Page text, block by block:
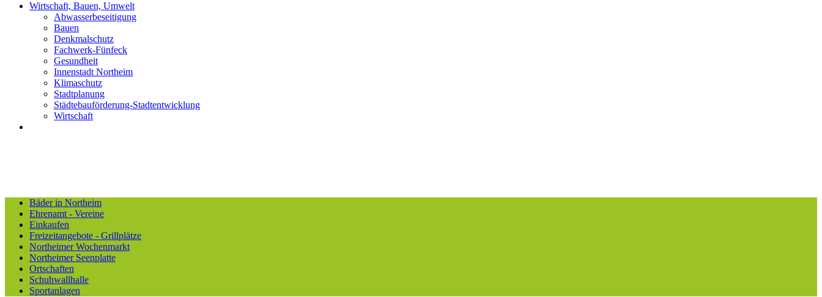
Wirtschaft, Bauen, Umwelt
Abwasserbeseitigung
Bauen
Denkmalschutz
Fachwerk-Fünfeck
Gesundheit
Innenstadt Northeim
Klimaschutz
Stadtplanung
Städtebauförderung-Stadtentwicklung
Wirtschaft
Bäder in Northeim
Ehrenamt - Vereine
Einkaufen
Freizeitangebote - Grillplätze
Northeimer Wochenmarkt
Northeimer Seenplatte
Ortschaften
Schuhwallhalle
Sportanlagen